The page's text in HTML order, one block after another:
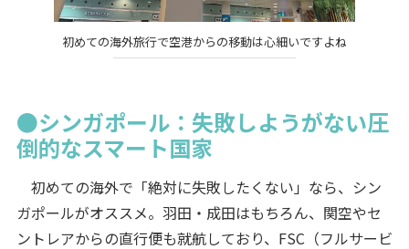
初めての海外旅行で空港からの移動は心細いですよね
●シンガポール：失敗しようがない圧
倒的なスマート国家
初めての海外で「絶対に失敗したくない」なら、シン
ガポールがオススメ。羽田・成田はもちろん、関空やセ
ントレアからの直行便も就航しており、FSC（フルサービ